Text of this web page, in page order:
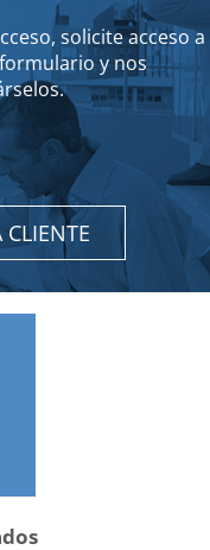
solicite acceso a
y nos